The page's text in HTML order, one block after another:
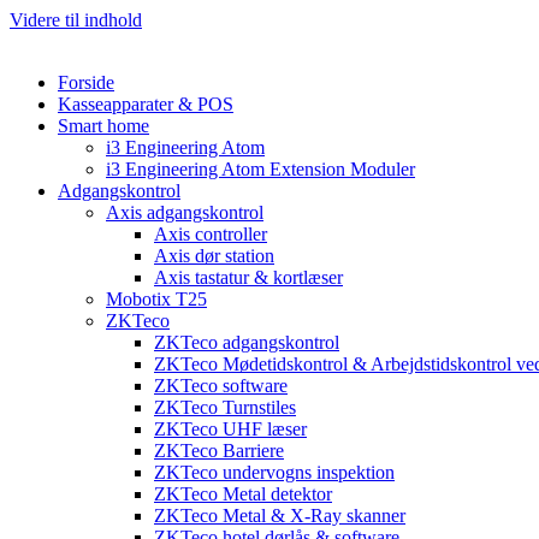
Videre til indhold
Forside
Kasseapparater & POS
Smart home
i3 Engineering Atom
i3 Engineering Atom Extension Moduler
Adgangskontrol
Axis adgangskontrol
Axis controller
Axis dør station
Axis tastatur & kortlæser
Mobotix T25
ZKTeco
ZKTeco adgangskontrol
ZKTeco Mødetidskontrol & Arbejdstidskontrol
ZKTeco software
ZKTeco Turnstiles
ZKTeco UHF læser
ZKTeco Barriere
ZKTeco undervogns inspektion
ZKTeco Metal detektor
ZKTeco Metal & X-Ray skanner